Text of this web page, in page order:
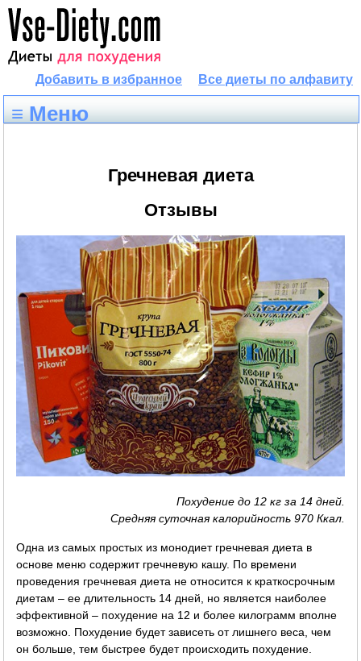
Все диеты по алфавиту
Добавить в избранное
≡ Меню
Гречневая диета
Отзывы
Похудение до 12 кг за 14 дней.
Средняя суточная калорийность 970 Ккал.
Одна из самых простых из монодиет гречневая диета в
основе меню содержит гречневую кашу. По времени
проведения гречневая диета не относится к краткосрочным
диетам – ее длительность 14 дней, но является наиболее
эффективной – похудение на 12 и более килограмм вполне
возможно. Похудение будет зависеть от лишнего веса, чем
он больше, тем быстрее будет происходить похудение.